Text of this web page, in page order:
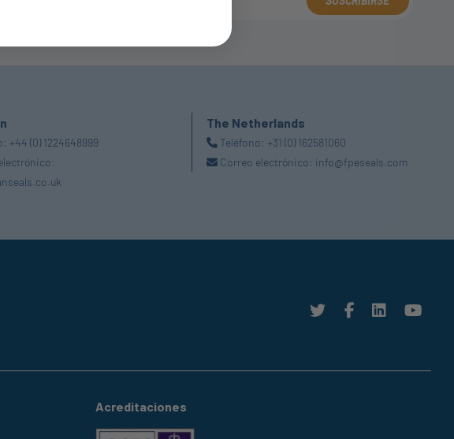
+44 (0) 1224648999
The Netherlands
Teléfono: +31 (0) 162581060
Correo electrónico: info@fpeseals.com
Acreditaciones